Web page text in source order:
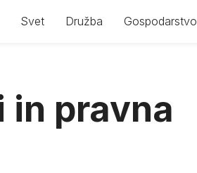
Svet Družba Gospodarstvo
in pravna